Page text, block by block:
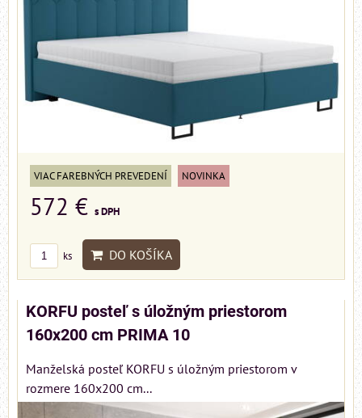
VIAC FAREBNÝCH PREVEDENÍ NOVINKA
572 € s DPH
ks DO KOŠÍKA
KORFU posteľ s úložným priestorom
160x200 cm PRIMA 10
Manželská posteľ KORFU s úložným priestorom v
rozmere 160x200 cm...